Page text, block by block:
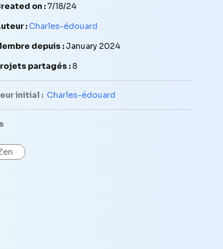
on :7/18/24
:Charles-édouard
depuis :January 2024
partagés :8
initial : Charles-édouard